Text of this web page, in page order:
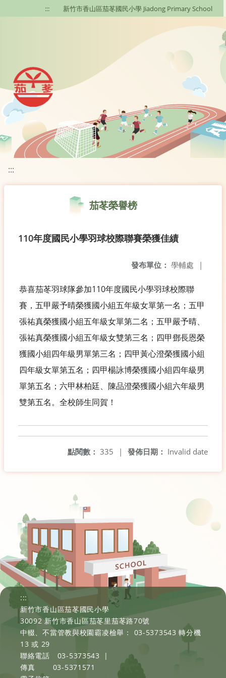
移至網頁之主要內容區位置
::: 新竹市香山區茄苳國民小學 Jiadong Primary School
:::
茄苳榮譽榜
110年度國民小學羽球校際聯賽榮獲佳績
發布單位： 學輔處 |
恭喜茄苳羽球隊參加110年度國民小學羽球校際聯
賽，五甲嚴予晴榮獲國小組五年級女單第一名；五甲
張祐真榮獲國小組五年級女單第二名；五甲嚴予晴、
張祐真榮獲國小組五年級女雙第三名；四甲鄧長恩榮
獲國小組四年級男單第三名；四甲黃心澄榮獲國小組
四年級女單第五名；四甲楊詠博榮獲國小組四年級男
單第五名；六甲林柏廷、陳品澄榮獲國小組六年級男
雙第五名。全校師生同賀！
發佈日期： Invalid date
點閱數： 335 |
:::
新竹市香山區茄苳國民小學
30092 新竹市香山區茄苳里茄苳路70號
中輟、不當管教與校園霸凌檢舉： 03-5373543 轉分機
13 或 29
聯絡電話
03-5373543
|
傳真
03-5371571